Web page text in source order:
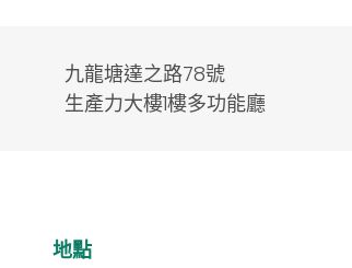
九龍塘達之路78號
生產力大樓1樓多功能廳
地點